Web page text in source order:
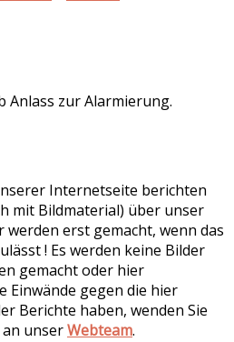
Anlass zur Alarmierung.
Internetseite berichten
mit Bildmaterial) über unser
werden erst gemacht, wenn das
! Es werden keine Bilder
gemacht oder hier
Einwände gegen die hier
Berichte haben, wenden Sie
unserWebteam.